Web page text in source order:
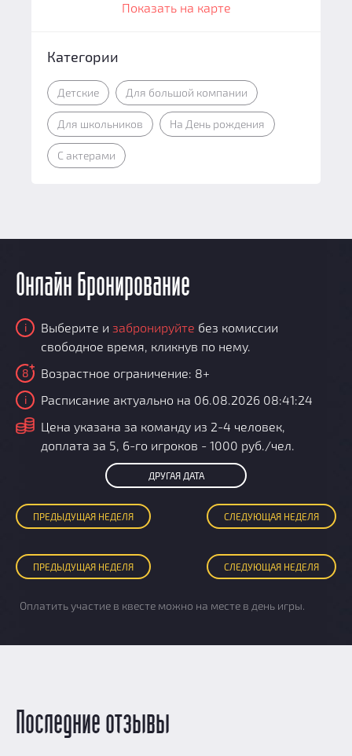
Показать на карте
Категории
Детские Для большой компании
Для школьников На День рождения
С актерами
Онлайн бронирование
i Выберите и забронируйте без комиссии
свободное время, кликнув по нему.
8 Возрастное ограничение: 8+
i Расписание актуально на 06.08.2026 08:41:24
i
Цена указана за команду из 2-4 человек,
доплата за 5, 6-го игроков - 1000 руб./чел.
ДРУГАЯ ДАТА
ПРЕДЫДУЩАЯ НЕДЕЛЯ СЛЕДУЮЩАЯ НЕДЕЛЯ
ПРЕДЫДУЩАЯ НЕДЕЛЯ СЛЕДУЮЩАЯ НЕДЕЛЯ
Оплатить участие в квесте можно на месте в день игры.
Последние отзывы